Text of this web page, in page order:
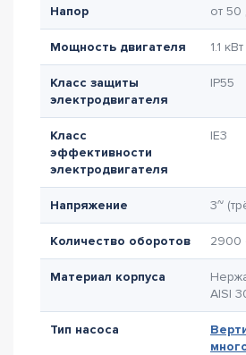
Напор от 50
Мощность двигателя 1.1 кВт
Класс защиты
электродвигателя
IP55
Класс
эффективности
электродвигателя
IE3
Напряжение 3~
Количество оборотов 2900
Материал корпуса
AISI
Тип насоса